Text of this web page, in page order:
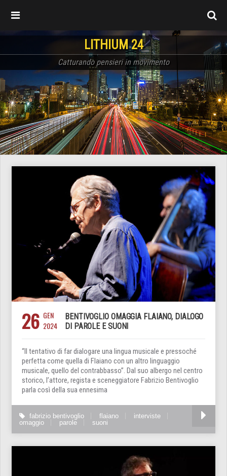
LITHIUM 24
Catturando pensieri in movimento
26 GEN
2024
BENTIVOGLIO OMAGGIA FLAIANO, DIALOGO
DI PAROLE E SUONI
“Il tentativo di far dialogare una lingua musicale e pressoché
perfetta come quella di Flaiano con un altro linguaggio
musicale, quello del contrabbasso”. Dal suo albergo nel centro
storico, l’attore, regista e sceneggiatore Fabrizio Bentivoglio
parla così della sua ennesima
fabrizio bentivoglio flaiano
interviste
omaggio
parole suoni